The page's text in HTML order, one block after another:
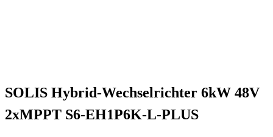
SOLIS Hybrid-Wechselrichter 6kW 48V
2xMPPT S6-EH1P6K-L-PLUS